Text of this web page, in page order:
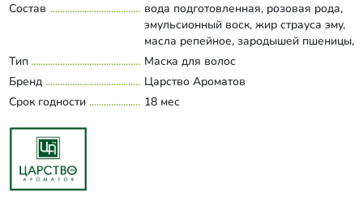
Состав
вода подготовленная, розовая рода,
эмульсионный воск, жир страуса эму,
масла репейное, зародышей пшеницы,
манго, гидролизат протеинов
пшеницы, алоэ вера гель, экстракт
шиповника, консервант Euxyl PE 9010,
янтарная кислота, масла эфирные
Развернуть состав
Тип
Маска для волос
Бренд
Царство Ароматов
Срок годности
18 мес